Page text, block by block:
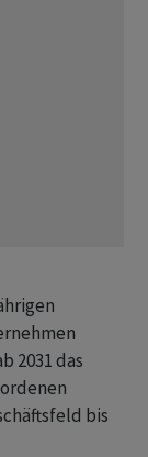
2031 das
bis